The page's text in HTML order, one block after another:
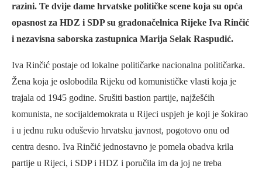
razini. Te dvije dame hrvatske političke scene koja su opća
opasnost za HDZ i SDP su gradonačelnica Rijeke Iva Rinčić
i nezavisna saborska zastupnica Marija Selak Raspudić.
Iva Rinčić postaje od lokalne političarke nacionalna političarka.
Žena koja je oslobodila Rijeku od komunističke vlasti koja je
trajala od 1945 godine. Srušiti bastion partije, najžešćih
komunista, ne socijaldemokrata u Rijeci uspjeh je koji je šokirao
i u jednu ruku oduševio hrvatsku javnost, pogotovo onu od
centra desno. Iva Rinčić jednostavno je pomela obadva krila
partije u Rijeci, i SDP i HDZ i poručila im da joj ne treba